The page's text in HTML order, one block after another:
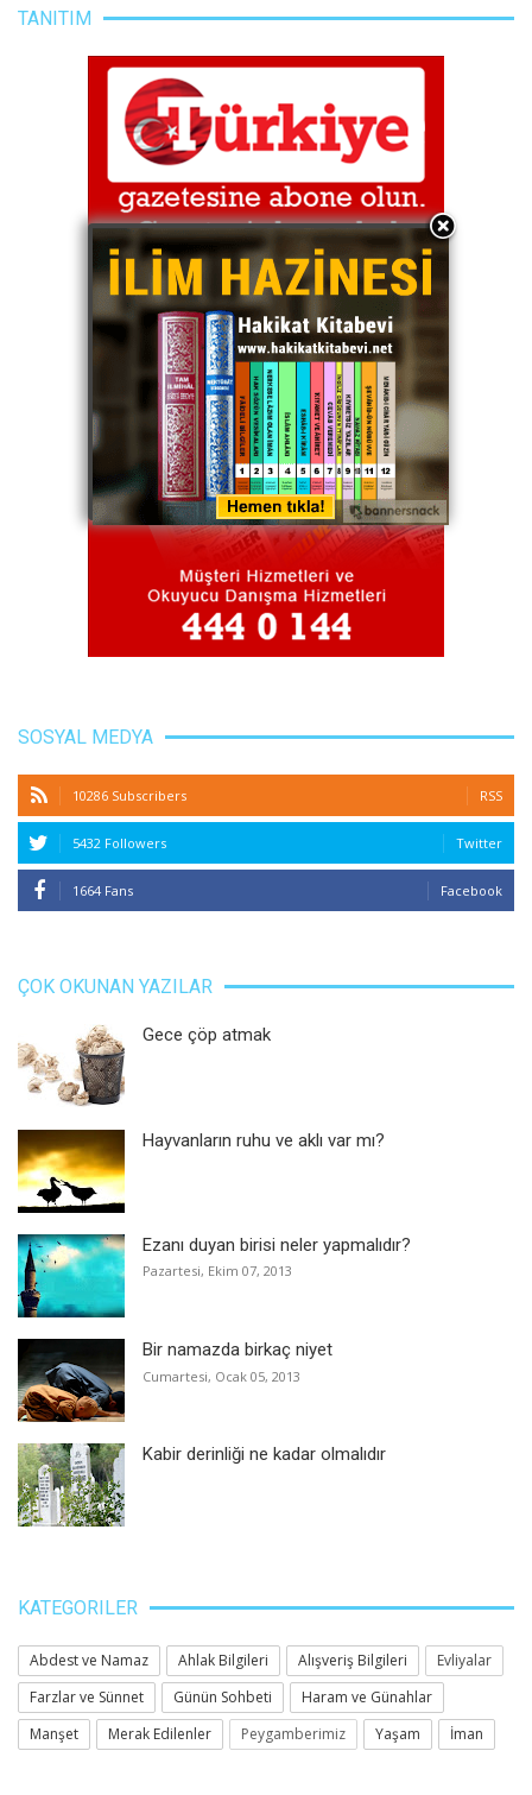
TANITIM
SOSYAL MEDYA
10286 Subscribers RSS
5432 Followers Twitter
1664 Fans Facebook
ÇOK OKUNAN YAZILAR
Gece çöp atmak
Hayvanların ruhu ve aklı var mı?
Ezanı duyan birisi neler yapmalıdır?
Pazartesi, Ekim 07, 2013
Bir namazda birkaç niyet
Cumartesi, Ocak 05, 2013
Kabir derinliği ne kadar olmalıdır
KATEGORILER
Abdest ve Namaz Ahlak Bilgileri Alışveriş Bilgileri
Evliyalar
Farzlar ve Sünnet
Günün Sohbeti
Haram ve Günahlar
Manşet
Merak Edilenler Peygamberimiz Yaşam İman